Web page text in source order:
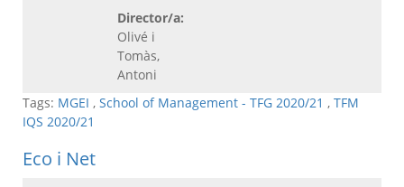
Director/a:
Olivé i
Tomàs,
Antoni
Tags: MGEI , School of Management - TFG 2020/21 , TFM
IQS 2020/21
Eco i Net